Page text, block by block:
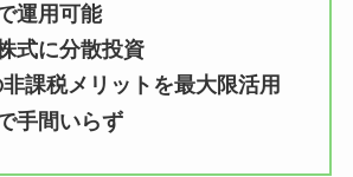
運用可能
式に分散投資
課税メリットを最大限活用
手間いらず